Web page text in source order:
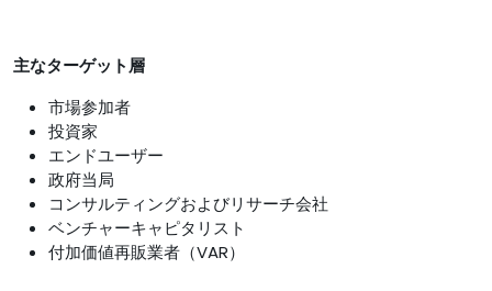
主なターゲット層
市場参加者
投資家
エンドユーザー
政府当局
コンサルティングおよびリサーチ会社
ベンチャーキャピタリスト
付加価値再販業者（VAR）